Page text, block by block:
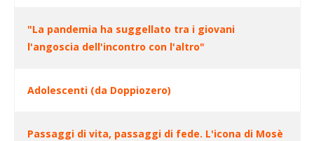
"La pandemia ha suggellato tra i giovani
l'angoscia dell'incontro con l'altro"
Adolescenti (da Doppiozero)
Passaggi di vita, passaggi di fede. L'icona di Mosè